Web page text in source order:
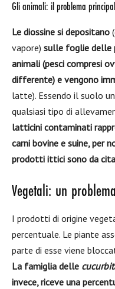
Gli animali: il problema
Le diossine si depositano
vapore) sulle foglie delle
animali (pesci compresi
differente) e vengono
latte). Essendo il suolo
qualsiasi tipo di
latticini contaminati
carni bovine e suine, per
prodotti ittici sono da
Vegetali: un
I prodotti di origine
percentuale. Le piante
parte di esse viene
La famiglia delle
invece, riceve una